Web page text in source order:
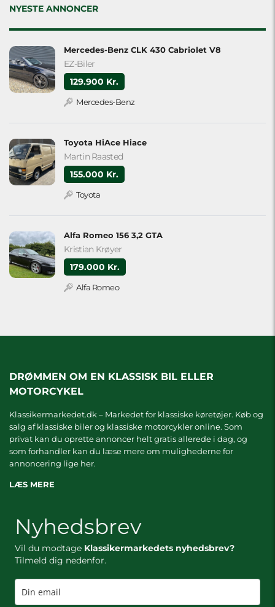
empty.
NYESTE ANNONCER
Mercedes-Benz CLK 430 Cabriolet V8
EZ-Biler
129.900 Kr.
Mercedes-Benz
Toyota HiAce Hiace
Martin Raasted
155.000 Kr.
Toyota
Alfa Romeo 156 3,2 GTA
Kristian Krøyer
179.000 Kr.
Alfa Romeo
DRØMMEN OM EN KLASSISK BIL ELLER
MOTORCYKEL
Klassikermarkedet.dk – Markedet for klassiske køretøjer. Køb og
salg af klassiske biler og klassiske motorcykler online. Som
privat kan du oprette annoncer helt gratis allerede i dag, og
som forhandler kan du læse mere om mulighederne for
annoncering lige her.
LÆS MERE
Nyhedsbrev
Vil du modtage Klassikermarkedets nyhedsbrev?
Tilmeld dig nedenfor.